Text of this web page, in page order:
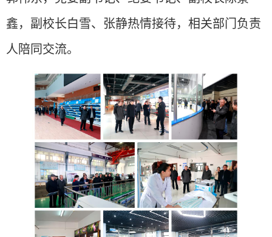
鑫，副校长白雪、张静热情接待，相关部门负责
人陪同交流。